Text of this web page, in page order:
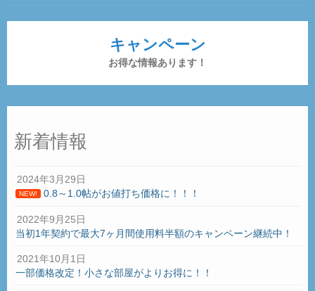
キャンペーン
お得な情報あります！
新着情報
2024年3月29日
NEW! 0.8～1.0帖がお値打ち価格に！！！
2022年9月25日
当初1年契約で最大7ヶ月間使用料半額のキャンペーン継続中！
2021年10月1日
一部価格改定！小さな部屋がよりお得に！！